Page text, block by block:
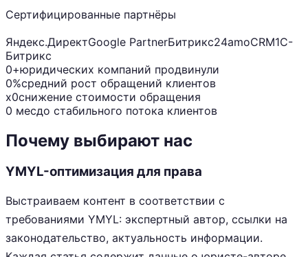
Сертифицированные партнёры
Яндекс.ДиректGoogle PartnerБитрикс24amoCRM1С-
Битрикс
0+юридических компаний продвинули
0%средний рост обращений клиентов
x0снижение стоимости обращения
0 месдо стабильного потока клиентов
Почему выбирают нас
YMYL-оптимизация для права
Выстраиваем контент в соответствии с
требованиями YMYL: экспертный автор, ссылки на
законодательство, актуальность информации.